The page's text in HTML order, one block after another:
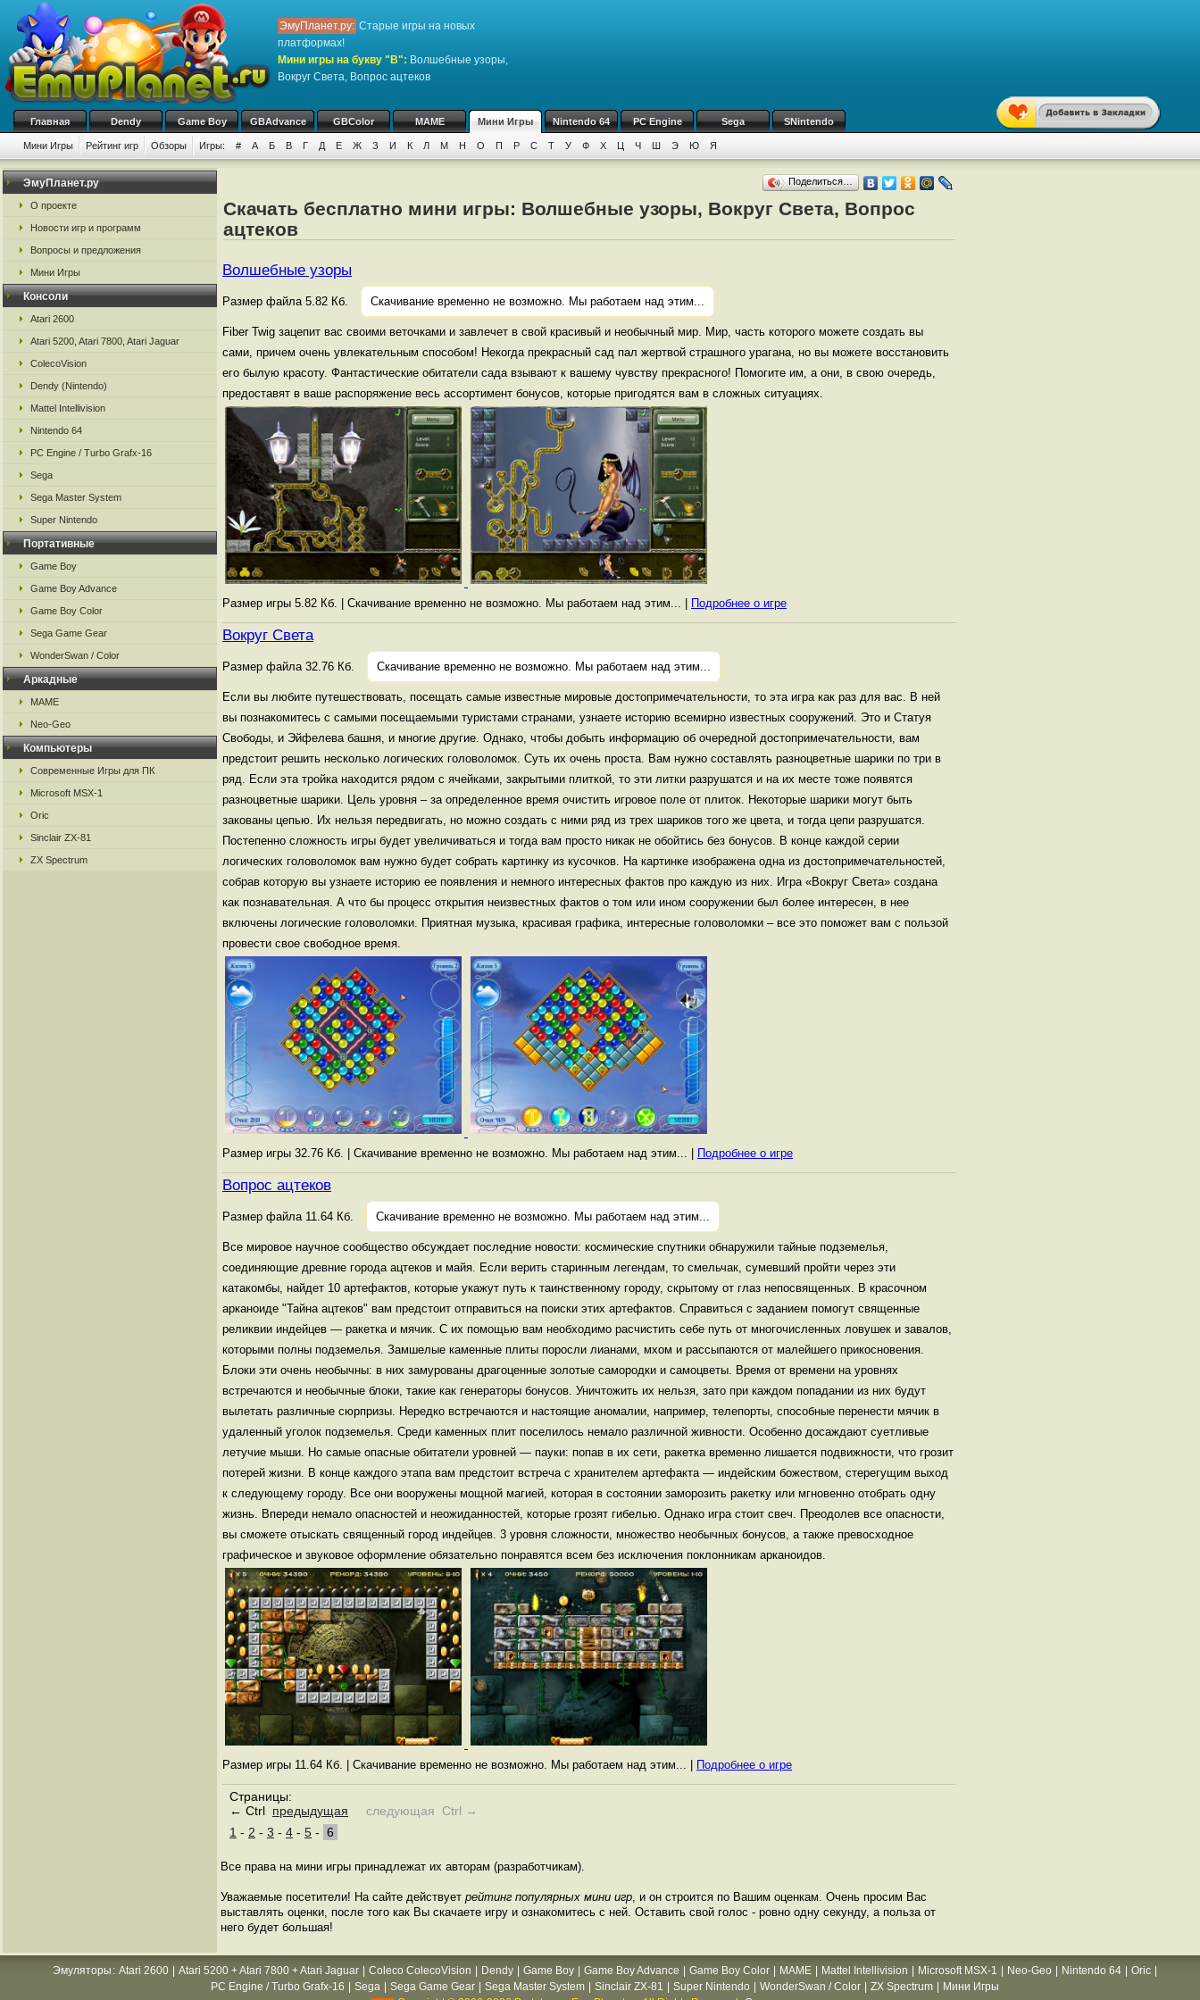
ЭмуПланет.ру: Старые игры на новых
платформах!
Мини игры на букву "В": Волшебные узоры,
Вокруг Света, Вопрос ацтеков
Главная Dendy Game Boy GBAdvance GBColor MAME Мини Игры Nintendo 64 PC Engine Sega SNintendo
Мини Игры Рейтинг игр Обзоры Игры: # А Б В Г Д Е Ж З И К Л М Н О П Р С Т У Ф Х Ц Ч Ш Э Ю Я
ЭмуПланет.ру
О проекте
Новости игр и программ
Вопросы и предложения
Мини Игры
Консоли
Atari 2600
Atari 5200, Atari 7800, Atari Jaguar
ColecoVision
Dendy (Nintendo)
Mattel Intellivision
Nintendo 64
PC Engine / Turbo Grafx-16
Sega
Sega Master System
Super Nintendo
Портативные
Game Boy
Game Boy Advance
Game Boy Color
Sega Game Gear
WonderSwan / Color
Аркадные
MAME
Neo-Geo
Компьютеры
Современные Игры для ПК
Microsoft MSX-1
Oric
Sinclair ZX-81
ZX Spectrum
Поделиться…
Скачать бесплатно мини игры: Волшебные узоры, Вокруг Света, Вопрос
ацтеков
Волшебные узоры
Размер файла 5.82 Кб. Скачивание временно не возможно. Мы работаем над этим...
Fiber Twig зацепит вас своими веточками и завлечет в свой красивый и необычный мир. Мир, часть которого можете создать вы
сами, причем очень увлекательным способом! Некогда прекрасный сад пал жертвой страшного урагана, но вы можете восстановить
его былую красоту. Фантастические обитатели сада взывают к вашему чувству прекрасного! Помогите им, а они, в свою очередь,
предоставят в ваше распоряжение весь ассортимент бонусов, которые пригодятся вам в сложных ситуациях.
Размер игры 5.82 Кб. | Скачивание временно не возможно. Мы работаем над этим... | Подробнее о игре
Вокруг Света
Размер файла 32.76 Кб. Скачивание временно не возможно. Мы работаем над этим...
Если вы любите путешествовать, посещать самые известные мировые достопримечательности, то эта игра как раз для вас. В ней
вы познакомитесь с самыми посещаемыми туристами странами, узнаете историю всемирно известных сооружений. Это и Статуя
Свободы, и Эйфелева башня, и многие другие. Однако, чтобы добыть информацию об очередной достопримечательности, вам
предстоит решить несколько логических головоломок. Суть их очень проста. Вам нужно составлять разноцветные шарики по три в
ряд. Если эта тройка находится рядом с ячейками, закрытыми плиткой, то эти литки разрушатся и на их месте тоже появятся
разноцветные шарики. Цель уровня – за определенное время очистить игровое поле от плиток. Некоторые шарики могут быть
закованы цепью. Их нельзя передвигать, но можно создать с ними ряд из трех шариков того же цвета, и тогда цепи разрушатся.
Постепенно сложность игры будет увеличиваться и тогда вам просто никак не обойтись без бонусов. В конце каждой серии
логических головоломок вам нужно будет собрать картинку из кусочков. На картинке изображена одна из достопримечательностей,
собрав которую вы узнаете историю ее появления и немного интересных фактов про каждую из них. Игра «Вокруг Света» создана
как познавательная. А что бы процесс открытия неизвестных фактов о том или ином сооружении был более интересен, в нее
включены логические головоломки. Приятная музыка, красивая графика, интересные головоломки – все это поможет вам с пользой
провести свое свободное время.
Размер игры 32.76 Кб. | Скачивание временно не возможно. Мы работаем над этим... | Подробнее о игре
Вопрос ацтеков
Размер файла 11.64 Кб. Скачивание временно не возможно. Мы работаем над этим...
Все мировое научное сообщество обсуждает последние новости: космические спутники обнаружили тайные подземелья,
соединяющие древние города ацтеков и майя. Если верить старинным легендам, то смельчак, сумевший пройти через эти
катакомбы, найдет 10 артефактов, которые укажут путь к таинственному городу, скрытому от глаз непосвященных. В красочном
арканоиде "Тайна ацтеков" вам предстоит отправиться на поиски этих артефактов. Справиться с заданием помогут священные
реликвии индейцев — ракетка и мячик. С их помощью вам необходимо расчистить себе путь от многочисленных ловушек и завалов,
которыми полны подземелья. Замшелые каменные плиты поросли лианами, мхом и рассыпаются от малейшего прикосновения.
Блоки эти очень необычны: в них замурованы драгоценные золотые самородки и самоцветы. Время от времени на уровнях
встречаются и необычные блоки, такие как генераторы бонусов. Уничтожить их нельзя, зато при каждом попадании из них будут
вылетать различные сюрпризы. Нередко встречаются и настоящие аномалии, например, телепорты, способные перенести мячик в
удаленный уголок подземелья. Среди каменных плит поселилось немало различной живности. Особенно досаждают суетливые
летучие мыши. Но самые опасные обитатели уровней — пауки: попав в их сети, ракетка временно лишается подвижности, что грозит
потерей жизни. В конце каждого этапа вам предстоит встреча с хранителем артефакта — индейским божеством, стерегущим выход
к следующему городу. Все они вооружены мощной магией, которая в состоянии заморозить ракетку или мгновенно отобрать одну
жизнь. Впереди немало опасностей и неожиданностей, которые грозят гибелью. Однако игра стоит свеч. Преодолев все опасности,
вы сможете отыскать священный город индейцев. 3 уровня сложности, множество необычных бонусов, а также превосходное
графическое и звуковое оформление обязательно понравятся всем без исключения поклонникам арканоидов.
Размер игры 11.64 Кб. | Скачивание временно не возможно. Мы работаем над этим... | Подробнее о игре
Страницы:
← Ctrl предыдущая
следующая Ctrl →
1 - 2 - 3 - 4 - 5 - 6
Все права на мини игры принадлежат их авторам (разработчикам).
Уважаемые посетители! На сайте действует рейтинг популярных мини игр, и он строится по Вашим оценкам. Очень просим Вас
выставлять оценки, после того как Вы скачаете игру и ознакомитесь с ней. Оставить свой голос - ровно одну секунду, а польза от
него будет большая!
Эмуляторы : Atari 2600 Atari 5200 + Atari 7800 + Atari Jaguar Coleco ColecoVision Dendy Game Boy Game Boy Advance Game Boy Color MAME Mattel Intellivision Microsoft MSX-1 Neo-Geo Nintendo 64 Oric
PC Engine / Turbo Grafx-16
Sega Sega Game Gear Sega Master System Sinclair ZX-81 Super Nintendo WonderSwan / Color ZX Spectrum
Мини Игры